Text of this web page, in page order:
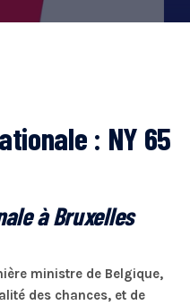
: NY 65
à Bruxelles
ministre de Belgique,
des chances, et de